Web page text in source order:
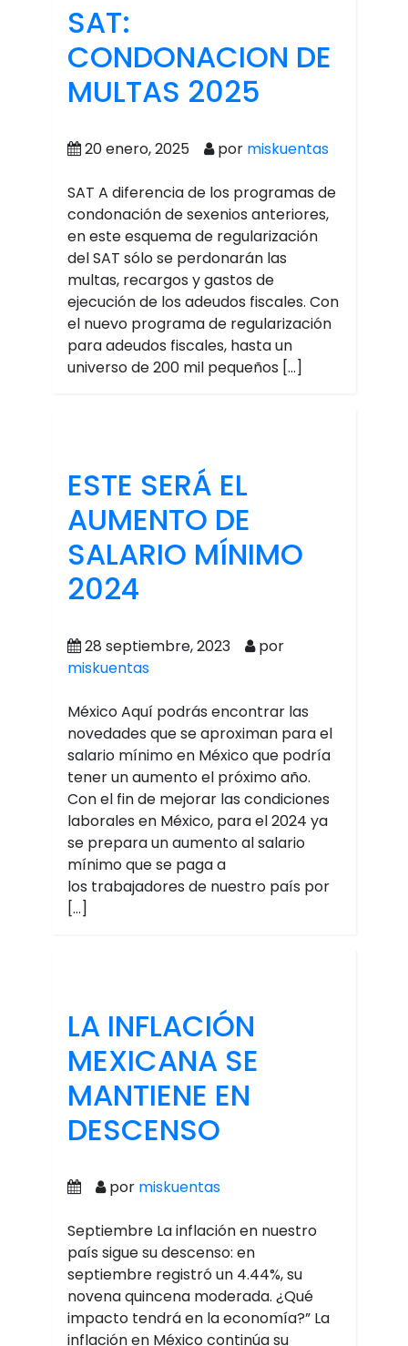
SAT:
CONDONACION DE
MULTAS 2025
20 enero, 2025 por miskuentas
SAT A diferencia de los programas de
condonación de sexenios anteriores,
en este esquema de regularización
del SAT sólo se perdonarán las
multas, recargos y gastos de
ejecución de los adeudos fiscales. Con
el nuevo programa de regularización
para adeudos fiscales, hasta un
universo de 200 mil pequeños […]
ESTE SERÁ EL
AUMENTO DE
SALARIO MÍNIMO
2024
28 septiembre, 2023
por
miskuentas
México Aquí podrás encontrar las
novedades que se aproximan para el
salario mínimo en México que podría
tener un aumento el próximo año.
Con el fin de mejorar las condiciones
laborales en México, para el 2024 ya
se prepara un aumento al salario
mínimo que se paga a
los trabajadores de nuestro país por
[…]
LA INFLACIÓN
MEXICANA SE
MANTIENE EN
DESCENSO
por miskuentas
Septiembre La inflación en nuestro
país sigue su descenso: en
septiembre registró un 4.44%, su
novena quincena moderada. ¿Qué
impacto tendrá en la economía?” La
inflación en México continúa su